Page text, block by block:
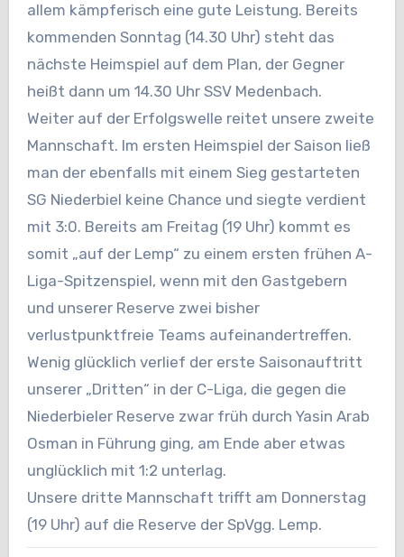
allem kämpferisch eine gute Leistung. Bereits
kommenden Sonntag (14.30 Uhr) steht das
nächste Heimspiel auf dem Plan, der Gegner
heißt dann um 14.30 Uhr SSV Medenbach.
Weiter auf der Erfolgswelle reitet unsere zweite
Mannschaft. Im ersten Heimspiel der Saison ließ
man der ebenfalls mit einem Sieg gestarteten
SG Niederbiel keine Chance und siegte verdient
mit 3:0. Bereits am Freitag (19 Uhr) kommt es
somit „auf der Lemp“ zu einem ersten frühen A-
Liga-Spitzenspiel, wenn mit den Gastgebern
und unserer Reserve zwei bisher
verlustpunktfreie Teams aufeinandertreffen.
Wenig glücklich verlief der erste Saisonauftritt
unserer „Dritten“ in der C-Liga, die gegen die
Niederbieler Reserve zwar früh durch Yasin Arab
Osman in Führung ging, am Ende aber etwas
unglücklich mit 1:2 unterlag.
Unsere dritte Mannschaft trifft am Donnerstag
(19 Uhr) auf die Reserve der SpVgg. Lemp.